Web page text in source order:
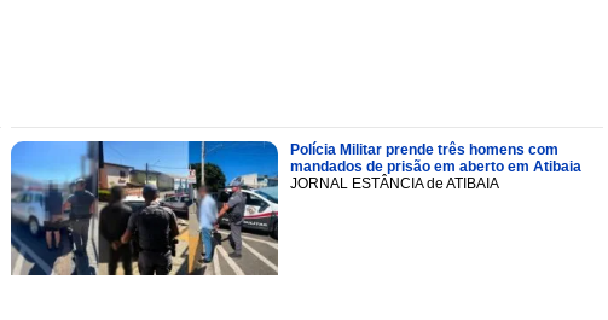
Polícia Militar prende três homens com
mandados de prisão em aberto em Atibaia
JORNAL ESTÂNCIA de ATIBAIA